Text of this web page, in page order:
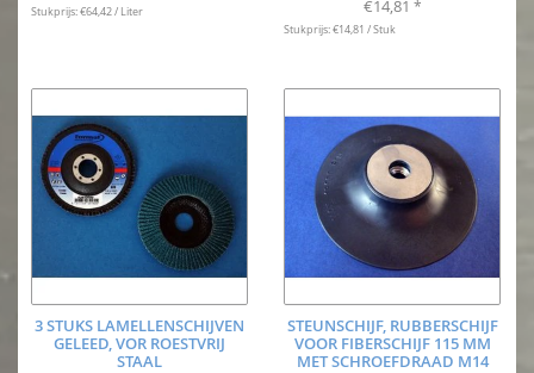
Stukprijs: €64,42 / Liter
€14,81 *
Stukprijs: €14,81 / Stuk
3 STUKS LAMELLENSCHIJVEN
GELEED, VOR ROESTVRIJ
STAAL
STEUNSCHIJF, RUBBERSCHIJF
VOOR FIBERSCHIJF 115 MM
MET SCHROEFDRAAD M14